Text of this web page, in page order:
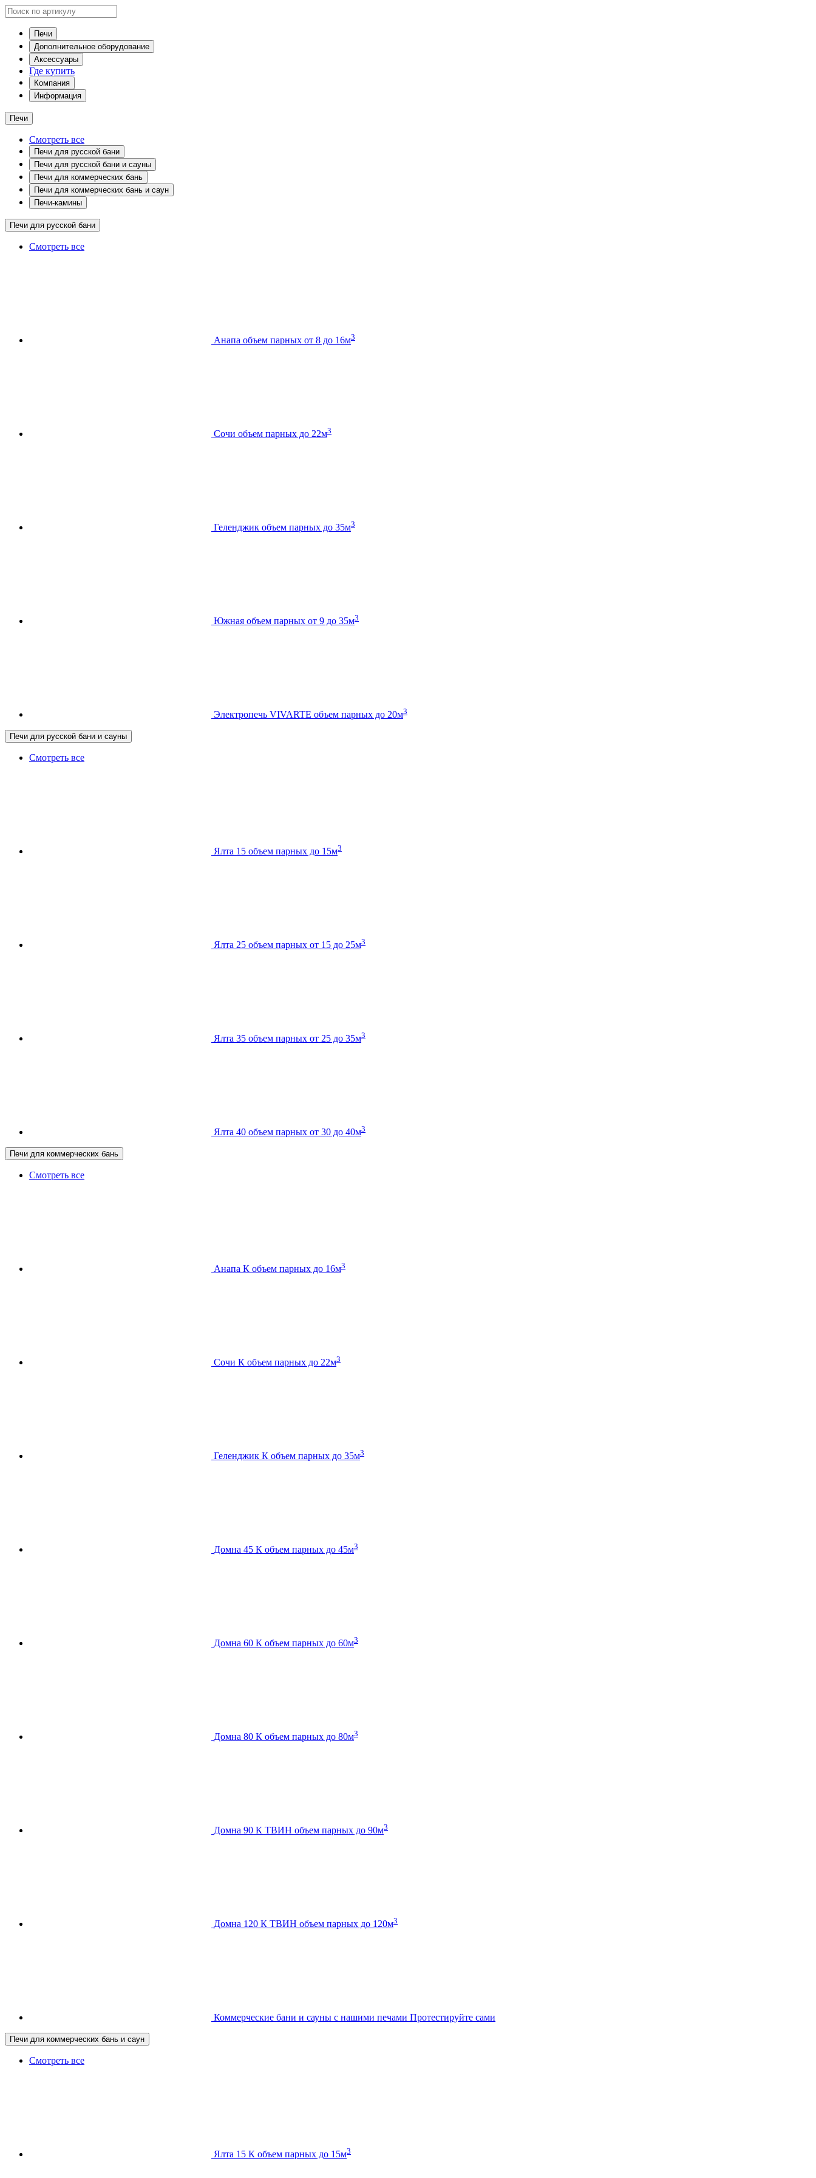
Печи
Дополнительное оборудование
Аксессуары
Где купить
Компания
Информация
Печи
Смотреть все
Печи для русской бани
Печи для русской бани и сауны
Печи для коммерческих бань
Печи для коммерческих бань и саун
Печи-камины
Печи для русской бани
Смотреть все
Анапа объем парных от 8 до 16м3
Сочи объем парных до 22м3
Геленджик объем парных до 35м3
Южная объем парных от 9 до 35м3
Электропечь VIVARTE объем парных до 20м3
Печи для русской бани и сауны
Смотреть все
Ялта 15 объем парных до 15м3
Ялта 25 объем парных от 15 до 25м3
Ялта 35 объем парных от 25 до 35м3
Ялта 40 объем парных от 30 до 40м3
Печи для коммерческих бань
Смотреть все
Анапа К объем парных до 16м3
Сочи К объем парных до 22м3
Геленджик К объем парных до 35м3
Домна 45 К объем парных до 45м3
Домна 60 К объем парных до 60м3
Домна 80 К объем парных до 80м3
Домна 90 К ТВИН объем парных до 90м3
Домна 120 К ТВИН объем парных до 120м3
Коммерческие бани и сауны с нашими печами Протестируйте сами
Печи для коммерческих бань и саун
Смотреть все
Ялта 15 К объем парных до 15м3